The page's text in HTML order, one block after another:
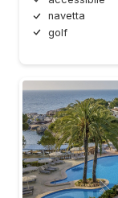
navetta
golf